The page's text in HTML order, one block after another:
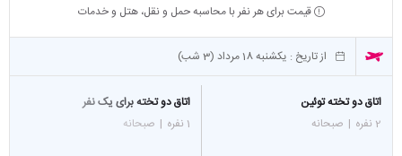
قیمت برای هر نفر با محاسبه حمل و نقل، هتل و خدمات
از تاریخ : یکشنبه 18 مرداد (3 شب)
اتاق دو تخته توئین
2 نفره
| صبحانه
اتاق دو تخته برای یک نفر
1 نفره
| صبحانه